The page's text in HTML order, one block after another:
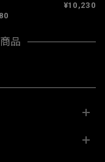
¥10,230
品